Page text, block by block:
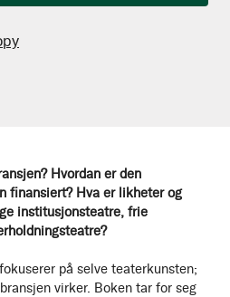
Hvordan er den
finansiert? Hva er likheter og
institusjonsteatre, frie
på selve teaterkunsten;
virker. Boken tar for seg